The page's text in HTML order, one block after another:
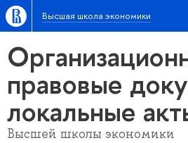
Высшая школа экономики
правовые
локальные
Высшей школы экономики